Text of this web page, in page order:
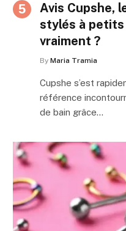
Avis Cupshe,
stylés à petits
vraiment ?
By Maria Tramia
Cupshe s’est
référence
de bain grâce…